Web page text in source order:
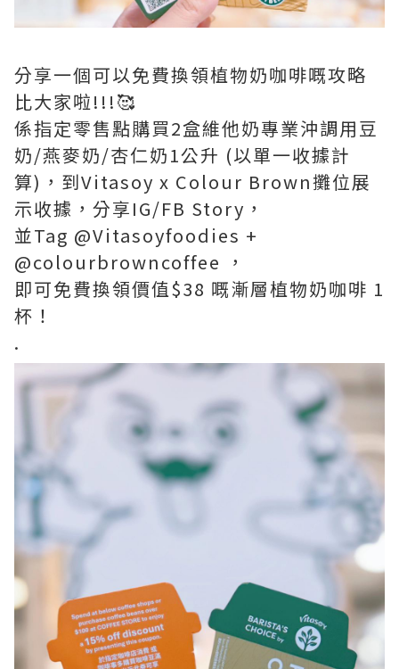
分享一個可以免費換領植物奶咖啡嘅攻略
比大家啦!!!🥰
係指定零售點購買2盒維他奶專業沖調用豆
奶/燕麥奶/杏仁奶1公升 (以單一收據計
算)，到Vitasoy x Colour Brown攤位展
示收據，分享IG/FB Story，
並Tag @Vitasoyfoodies +
@colourbrowncoffee ，
即可免費換領價值$38 嘅漸層植物奶咖啡 1
杯！
.